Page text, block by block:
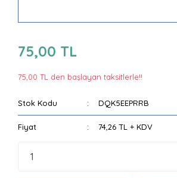
75,00 TL
75,00 TL den başlayan taksitlerle!!
Stok Kodu DQK5EEPRRB
Fiyat 74,26 TL + KDV